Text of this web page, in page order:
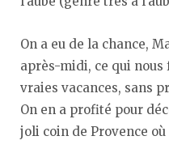
On a eu de la chance,
après-midi, ce qui
vraies vacances, sans
On en a profité pour
joli coin de Provence